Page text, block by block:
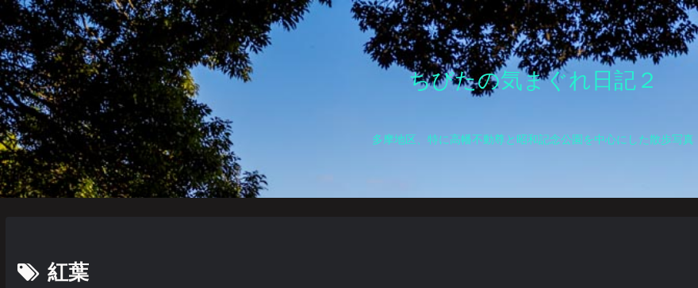
ちびたの気まぐれ日記２
多摩地区、特に高幡不動尊と昭和記念公園を中心にした散歩写真
紅葉